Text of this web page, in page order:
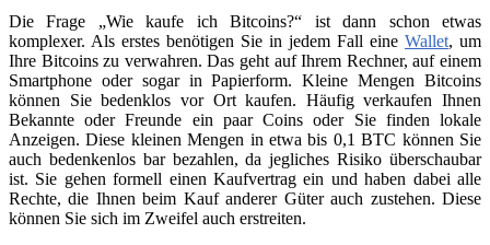
Die Frage „Wie kaufe ich Bitcoins?“ ist dann schon etwas
komplexer. Als erstes benötigen Sie in jedem Fall eine Wallet, um
Ihre Bitcoins zu verwahren. Das geht auf Ihrem Rechner, auf einem
Smartphone oder sogar in Papierform. Kleine Mengen Bitcoins
können Sie bedenklos vor Ort kaufen. Häufig verkaufen Ihnen
Bekannte oder Freunde ein paar Coins oder Sie finden lokale
Anzeigen. Diese kleinen Mengen in etwa bis 0,1 BTC können Sie
auch bedenkenlos bar bezahlen, da jegliches Risiko überschaubar
ist. Sie gehen formell einen Kaufvertrag ein und haben dabei alle
Rechte, die Ihnen beim Kauf anderer Güter auch zustehen. Diese
können Sie sich im Zweifel auch erstreiten.